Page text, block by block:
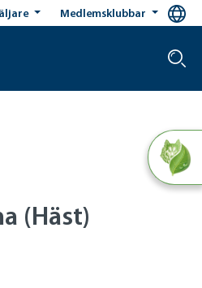
Medlemsklubbar
(Häst)